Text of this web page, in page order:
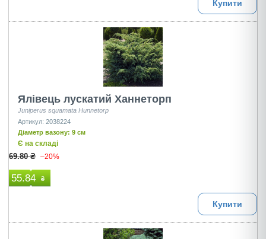
Купити
Ялівець лускатий Ханнеторп
Juniperus squamata Hunnetorp
Артикул: 2038224
Діаметр вазону: 9 см
Є на складі
69.80 ₴ –20%
55.84 ₴
Купити